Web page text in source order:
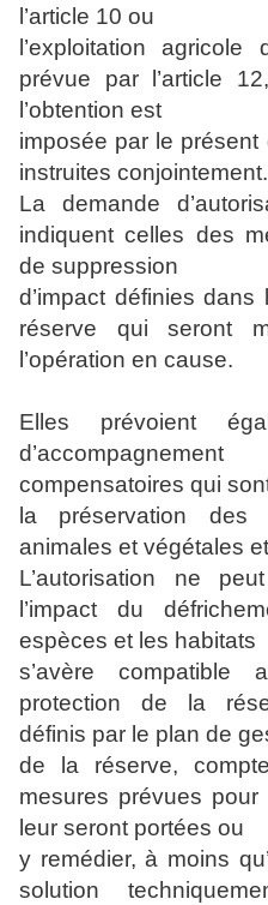
l’article 10 ou
l’exploitation agricole
prévue par l’article
l’obtention est
imposée par le
instruites conjointement.
La demande
indiquent celles des
de suppression
d’impact définies
réserve qui seront
l’opération en cause.
Elles prévoient
compensatoires qui
la préservation des
animales et végétales
L’autorisation ne
l’impact du
espèces et les habitats
s’avère
protection de la
définis par le plan de
de la réserve,
mesures prévues
leur seront portées ou
y remédier, à moins
solution